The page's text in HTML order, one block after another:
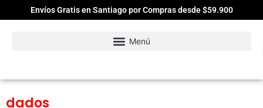
Envíos Gratis en Santiago por Compras desde $59.900
dados